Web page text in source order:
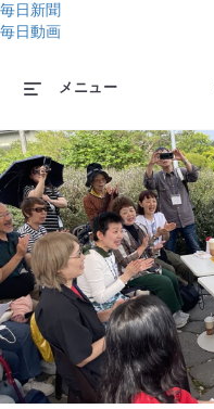
毎日新聞
毎日動画
メニュー